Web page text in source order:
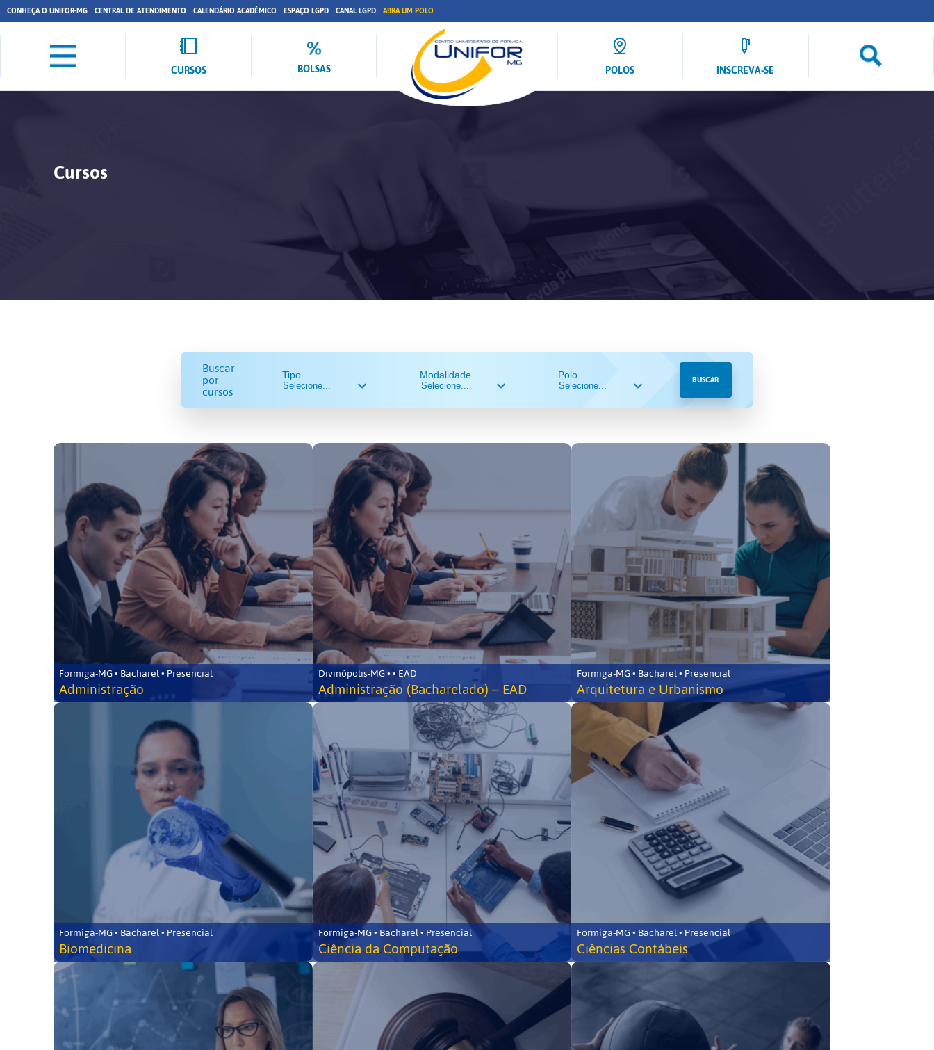
CONHEÇA O UNIFOR-MG CENTRAL DE ATENDIMENTO CALENDÁRIO ACADÊMICO ESPAÇO LGPD CANAL LGPD ABRA UM POLO
CURSOS BOLSAS POLOS INSCREVA-SE
Cursos
Buscar
por
cursos
Tipo Modalidade Polo BUSCAR
Formiga-MG • Bacharel • Presencial
Administração
Divinópolis-MG • • EAD
Administração (Bacharelado) – EAD
Formiga-MG • Bacharel • Presencial
Arquitetura e Urbanismo
Formiga-MG • Bacharel • Presencial
Biomedicina
Formiga-MG • Bacharel • Presencial
Ciência da Computação
Formiga-MG • Bacharel • Presencial
Ciências Contábeis